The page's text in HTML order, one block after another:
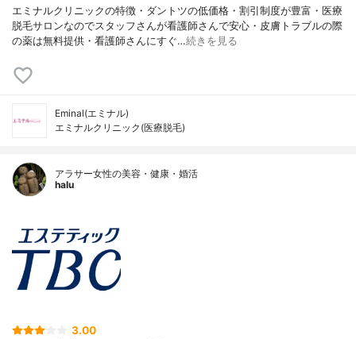
エミナルクリニックの特徴・ダントツの低価格・割引制度が豊富・医療
脱毛サロンなのでスタッフさんが看護師さんで安心・皮膚トラブルの際
の薬は無料提供・看護師さんにすぐ…続きを見る
Eminal(エミナル)
エミナルクリニック(医療脱毛)
アラサー女性の美容・健康・婚活
halu
3.00